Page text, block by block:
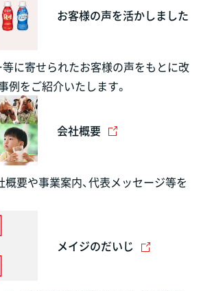
お客様の声を活かしました
に寄せられたお客様の声をもとに改
例をご紹介いたします。
会社概要
要や事業案内、代表メッセージ等を
メイジのだいじ